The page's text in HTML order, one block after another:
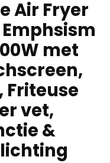
Air Fryer
met
Friteuse
vet,
&